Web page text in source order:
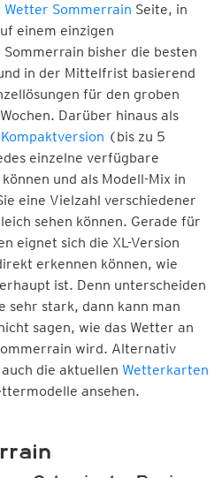
Wetter Sommerrain Seite, in
einem einzigen
bisher die besten
in der Mittelfrist basierend
für den groben
Darüber hinaus als
Kompaktversion (bis zu 5
einzelne verfügbare
und als Modell-Mix in
eine Vielzahl verschiedener
sehen können. Gerade für
eignet sich die XL-Version
erkennen können, wie
ist. Denn unterscheiden
sehr stark, dann kann man
sagen, wie das Wetter an
wird. Alternativ
die aktuellen Wetterkarten
ansehen.